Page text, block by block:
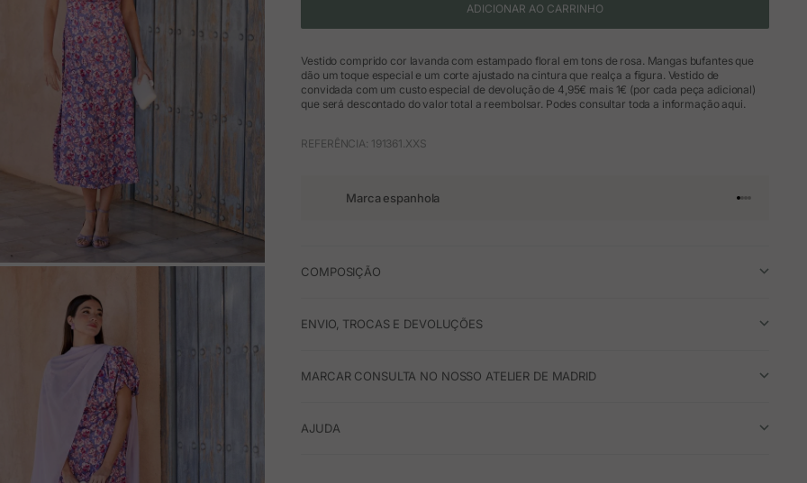
ADICIONAR AO CARRINHO
Vestido comprido cor lavanda com estampado floral em tons de rosa. Mangas bufantes que
dão um toque especial e um corte ajustado na cintura que realça a figura. Vestido de
convidada com um custo especial de devolução de 4,95€ mais 1€ (por cada peça adicional)
que será descontado do valor total a reembolsar. Podes consultar toda a informação aqui.
REFERÊNCIA: 191361.XXS
Marca espanhola Ir para o
Ir para o
Ir para o
Ir para o
COMPOSIÇÃO
ENVIO, TROCAS E DEVOLUÇÕES
MARCAR CONSULTA NO NOSSO ATELIER DE MADRID
AJUDA